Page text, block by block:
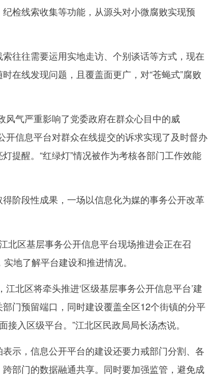
检线索收集等功能，从源头对小微腐败实现预
往需要运用实地走访、个别谈话等方式，现在
在线发现问题，且覆盖面更广，对“苍蝇式”腐败
气严重影响了党委政府在群众心目中的威
开信息平台对群众在线提交的诉求实现了及时督办
提醒。“红绿灯”情况被作为考核各部门工作效能
段性成果，一场以信息化为媒的事务公开改革
区基层事务公开信息平台现场推进会正在召
地了解平台建设和推进情况。
北区将牵头推进‘区级基层事务公开信息平台’建
门预留端口，同时建设覆盖全区12个街镇的分平
入区级平台。”江北区民政局局长汤杰说。
，信息公开平台的建设还要力戒部门分割、各
部门的数据融通共享。同时要加强监管，避免成